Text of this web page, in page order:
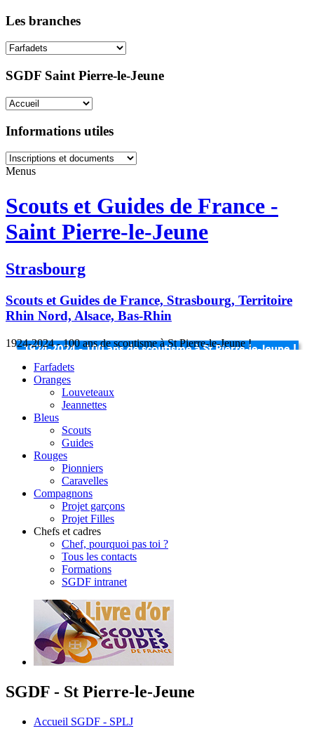
Les branches
SGDF Saint Pierre-le-Jeune
Informations utiles
Menus
Scouts et Guides de France -
Saint Pierre-le-Jeune
Strasbourg
Scouts et Guides de France, Strasbourg, Territoire
Rhin Nord, Alsace, Bas-Rhin
1924-2024 - 100 ans de scoutisme à St Pierre-le-Jeune !
Farfadets
Oranges
Louveteaux
Jeannettes
Bleus
Scouts
Guides
Rouges
Pionniers
Caravelles
Compagnons
Projet garçons
Projet Filles
Chefs et cadres
Chef, pourquoi pas toi ?
Tous les contacts
Formations
SGDF intranet
SGDF - St Pierre-le-Jeune
Accueil SGDF - SPLJ